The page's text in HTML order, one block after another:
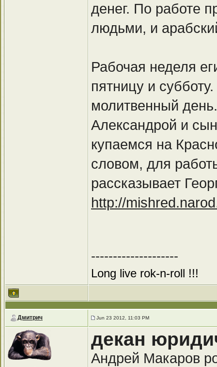
денег. По работе
людьми, и
Рабочая неделя
пятницу и
молитвенный
Александрой и
купаемся на
словом, для
рассказывает
http://
--------------------
Long live rok-n-roll !!!
Дмитрич Jun 23 2012, 11:03 PM
декан
Андрей Макаров